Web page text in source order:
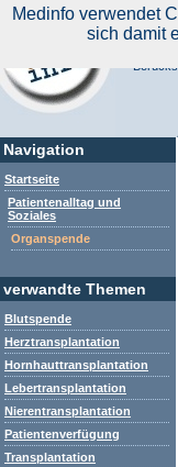
Navigation
Startseite
Patientenalltag und
Soziales
Organspende
verwandte Themen
Blutspende
Herztransplantation
Hornhauttransplantation
Lebertransplantation
Nierentransplantation
Patientenverfügung
Transplantation
Suchen
Medinfo verwendet
sich damit